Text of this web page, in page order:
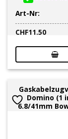
Art-Nr:
CHF11.50
Domino (1
6.8/41mm